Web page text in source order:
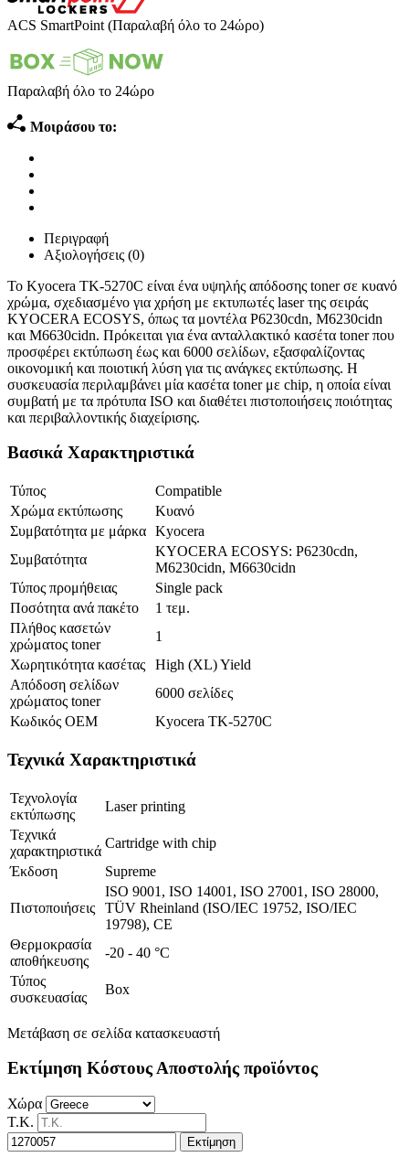
ACS SmartPoint (Παραλαβή όλο το 24ώρο)
Παραλαβή όλο το 24ώρο
Μοιράσου το:
Περιγραφή
Αξιολογήσεις (0)
Το Kyocera TK-5270C είναι ένα υψηλής απόδοσης toner σε κυανό
χρώμα, σχεδιασμένο για χρήση με εκτυπωτές laser της σειράς
KYOCERA ECOSYS, όπως τα μοντέλα P6230cdn, M6230cidn
και M6630cidn. Πρόκειται για ένα ανταλλακτικό κασέτα toner που
προσφέρει εκτύπωση έως και 6000 σελίδων, εξασφαλίζοντας
οικονομική και ποιοτική λύση για τις ανάγκες εκτύπωσης. Η
συσκευασία περιλαμβάνει μία κασέτα toner με chip, η οποία είναι
συμβατή με τα πρότυπα ISO και διαθέτει πιστοποιήσεις ποιότητας
και περιβαλλοντικής διαχείρισης.
Βασικά Χαρακτηριστικά
Τύπος
Compatible
Χρώμα εκτύπωσης
Κυανό
Συμβατότητα με μάρκα Kyocera
Συμβατότητα
KYOCERA ECOSYS: P6230cdn,
M6230cidn, M6630cidn
Τύπος προμήθειας
Single pack
Ποσότητα ανά πακέτο
1 τεμ.
Πλήθος κασετών
χρώματος toner
1
Χωρητικότητα κασέτας
High (XL) Yield
Απόδοση σελίδων
χρώματος toner
6000 σελίδες
Κωδικός OEM
Kyocera TK-5270C
Τεχνικά Χαρακτηριστικά
Τεχνολογία
εκτύπωσης
Laser printing
Τεχνικά
χαρακτηριστικά
Cartridge with chip
Έκδοση
Supreme
Πιστοποιήσεις
ISO 9001, ISO 14001, ISO 27001, ISO 28000,
TÜV Rheinland (ISO/IEC 19752, ISO/IEC
19798), CE
Θερμοκρασία
αποθήκευσης
-20 - 40 °C
Τύπος
συσκευασίας
Box
Μετάβαση σε σελίδα κατασκευαστή
Εκτίμηση Κόστους Αποστολής προϊόντος
Χώρα
Τ.Κ.
Εκτίμηση